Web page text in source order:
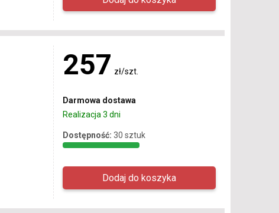
257 zł/szt.
Darmowa dostawa
Realizacja 3 dni
Dostępność: 30 sztuk